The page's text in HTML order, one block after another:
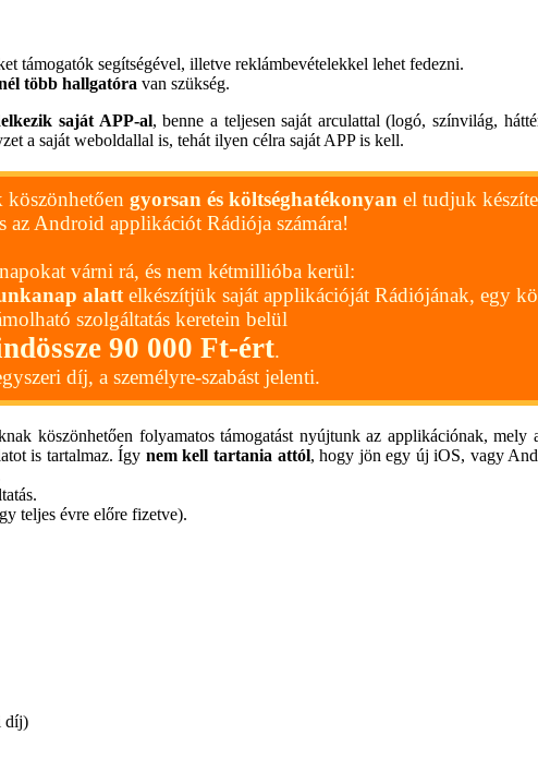
támogatók segítségével, illetve reklámbevételekkel lehet fedezni.
több hallgatóra van szükség.
saját APP-al, benne a teljesen saját arculattal (logó, színvilág,
a saját weboldallal is, tehát ilyen célra saját APP is kell.
köszönhetően gyorsan és költséghatékonyan el tudjuk
az Android applikációt Rádiója számára!
várni rá, és nem kétmillióba kerül:
alattelkészítjük saját applikációját Rádiójának, egy
szolgáltatás keretein belül
90 000 Ft-ért.
díj, a személyre-szabást jelenti.
köszönhetően folyamatos támogatást nyújtunk az applikációnak, mely
is tartalmaz. Így nem kell tartania attól, hogy jön egy új iOS, vagy
teljes évre előre fizetve).
díj)